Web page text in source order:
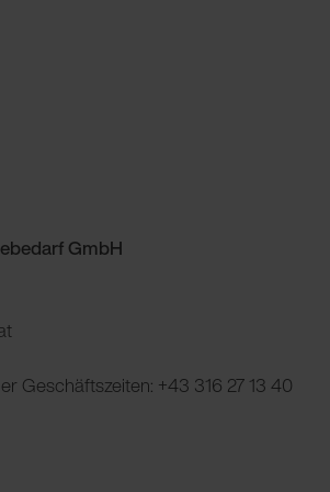
GmbH
Geschäftszeiten: +43 316 27 13 40